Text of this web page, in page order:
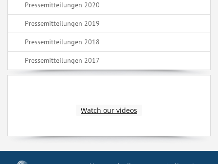
Pressemitteilungen 2020
Pressemitteilungen 2019
Pressemitteilungen 2018
Pressemitteilungen 2017
Watch our videos